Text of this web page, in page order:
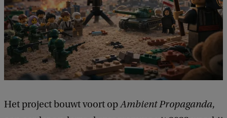
Het project bouwt voort opAmbient Propaganda,